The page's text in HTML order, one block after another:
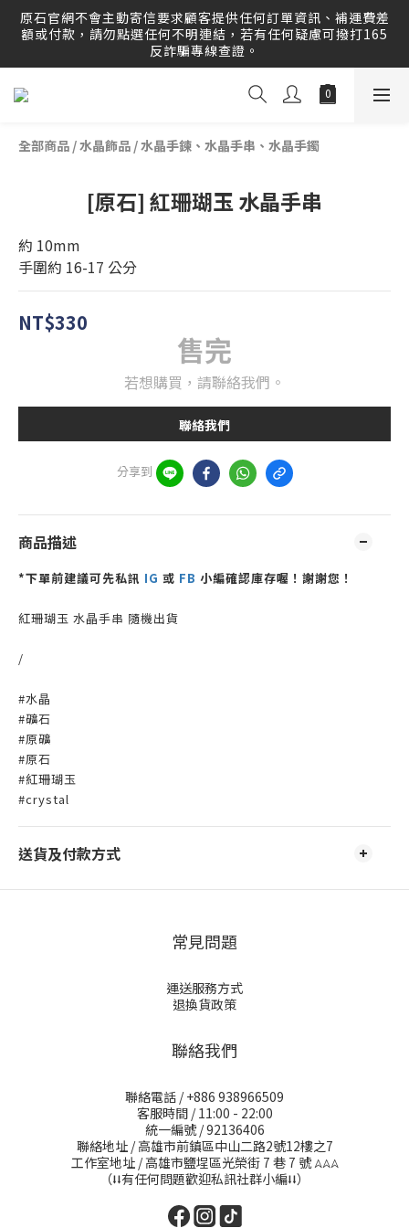
原石官網提供刷卡分期服務，歡迎多多利用！運送範圍：可配
送至全球 Worldwide Delivery！
原石官網不會主動寄信要求顧客提供任何訂單資訊、補運費差
額或付款，請勿點選任何不明連結，若有任何疑慮可撥打165
反詐騙專線查證。
原石官網提供刷卡分期服務，歡迎多多利用！運送範圍：可配
全部商品 /水晶飾品 /水晶手鍊、水晶手串、水晶手鐲
[原石] 紅珊瑚玉 水晶手串
約 10mm
手圍約 16-17 公分
NT$330
售完
若想購買，請聯絡我們。
聯絡我們
分享到
商品描述
*下單前建議可先私訊 IG 或 FB 小編確認庫存喔！謝謝您！
紅珊瑚玉 水晶手串 隨機出貨
/
#水晶
#礦石
#原礦
#原石
#紅珊瑚玉
#crystal
送貨及付款方式
常見問題
運送服務方式
退換貨政策
聯絡我們
聯絡電話 / +886 938966509
客服時間 / 11:00 - 22:00
統一編號 / 92136406
聯絡地址 / 高雄市前鎮區中山二路2號12樓之7
工作室地址 / 高雄市鹽埕區光榮街 7 巷 7 號𖤂𖤂𖤂
（⭣⭣有任何問題歡迎私訊社群小編⭣⭣）